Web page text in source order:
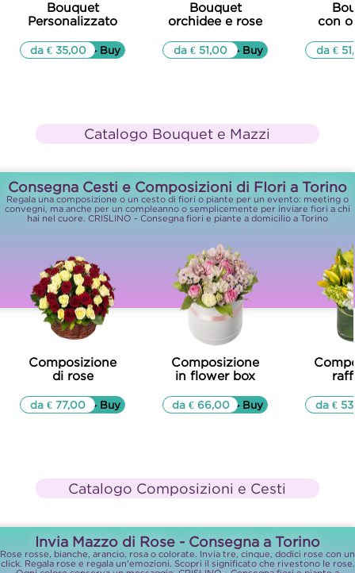
Bouquet
Personalizzato
▷▷ Buy
da € 35,00
Bouquet
orchidee e rose
▷▷ Buy
da € 51,00
con
da €
Catalogo Bouquet e Mazzi
Consegna Cesti e Composizioni di FIori a Torino
Regala una composizione o un cesto di fiori o piante per un evento: meeting o
convegni, ma anche per un compleanno o semplicemente per inviare fiori a chi
hai nel cuore. CRISLINO - Consegna fiori e piante a domicilio a Torino
Composizione
di rose
▷▷ Buy
da € 77,00
Composizione
in flower box
▷▷ Buy
da € 66,00 da €
Catalogo Composizioni e Cesti
Invia Mazzo di Rose - Consegna a Torino
Rose rosse, bianche, arancio, rosa o colorate. Invia tre, cinque, dodici rose con un
click. Regala rose e regala un'emozioni. Scopri il significato che rivestono le rose.